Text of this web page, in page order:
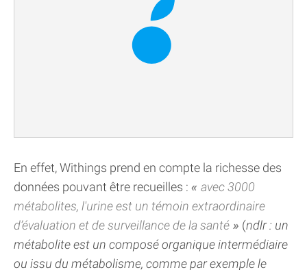
En effet, Withings prend en compte la richesse des
données pouvant être recueilles :
avec 3000
métabolites, l'urine est un témoin extraordinaire
d’évaluation et de surveillance de la santé
(ndlr : un
métabolite est un composé organique intermédiaire
ou issu du métabolisme, comme par exemple le